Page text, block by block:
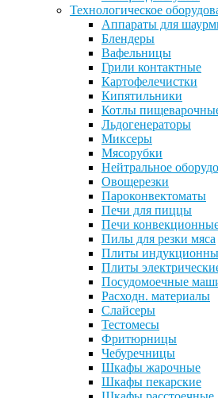
Технологическое
Аппараты для
Блендеры
Вафельницы
Грили контактные
Картофелечистки
Кипятильники
Котлы
Льдогенераторы
Миксеры
Мясорубки
Нейтральное
Овощерезки
Пароконвектоматы
Печи для пиццы
Печи
Пилы для резки мяса
Плиты
Плиты
Посудомоечные
Расходн. материалы
Слайсеры
Тестомесы
Фритюрницы
Чебуречницы
Шкафы жарочные
Шкафы пекарские